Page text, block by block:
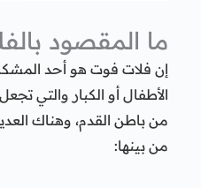
ما المقصود
إن فلات فوت هو أحد
الأطفال أو الكبار والتي
من باطن القدم، وهناك
من بينها: